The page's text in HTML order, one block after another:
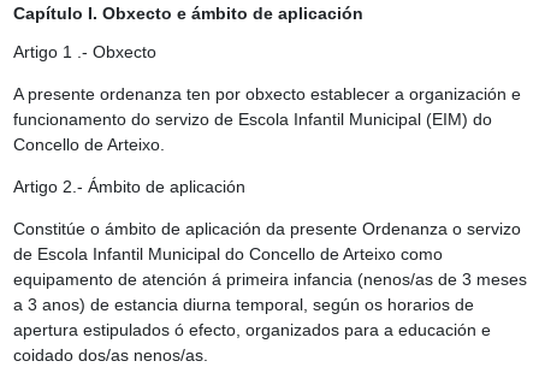
Capítulo I. Obxecto e ámbito de aplicación
Artigo 1 .- Obxecto
A presente ordenanza ten por obxecto establecer a organización e
funcionamento do servizo de Escola Infantil Municipal (EIM) do
Concello de Arteixo.
Artigo 2.- Ámbito de aplicación
Constitúe o ámbito de aplicación da presente Ordenanza o servizo
de Escola Infantil Municipal do Concello de Arteixo como
equipamento de atención á primeira infancia (nenos/as de 3 meses
a 3 anos) de estancia diurna temporal, según os horarios de
apertura estipulados ó efecto, organizados para a educación e
coidado dos/as nenos/as.